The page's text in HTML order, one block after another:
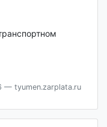
— tyumen.zarplata.ru